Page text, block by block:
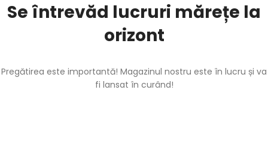
Se întrevăd lucruri mărețe la
orizont
Pregătirea este importantă! Magazinul nostru este în lucru și va
fi lansat în curând!